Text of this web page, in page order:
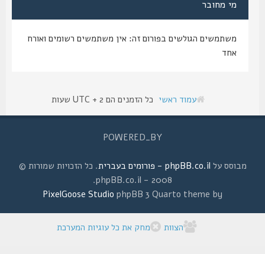
מי מחובר
משתמשים הגולשים בפורום זה: אין משתמשים רשומים ואורח
עמוד ראשי כל הזמנים הם UTC + 2 שעות
POWERED_BY
מבוסס עלphpBB.co.il - פורומים בעברית
. כל הזכויות שמורות ©
2008 - phpBB.co.il.
phpBB 3 Quarto theme by
PixelGoose Studio
הצוות מחק את כל עוגיות המערכת